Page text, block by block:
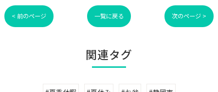
< 前のページ 一覧に戻る 次のページ >
関連タグ